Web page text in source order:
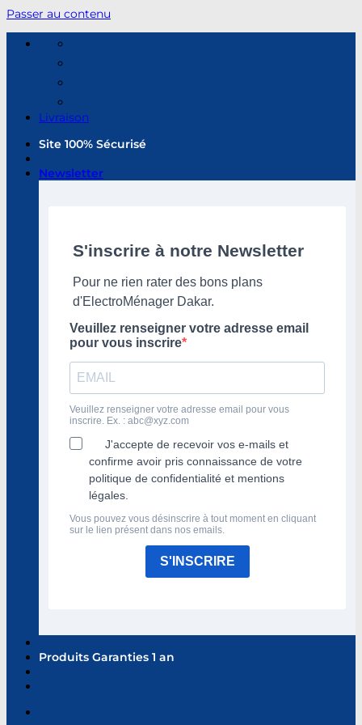
Passer au contenu
Livraison
Site 100% Sécurisé
Newsletter
S'inscrire à notre Newsletter
Pour ne rien rater des bons plans
d'ElectroMénager Dakar.
Veuillez renseigner votre adresse email
pour vous inscrire
Veuillez renseigner votre adresse email pour vous
inscrire. Ex. : abc@xyz.com
J'accepte de recevoir vos e-mails et
confirme avoir pris connaissance de votre
politique de confidentialité et mentions
légales.
Vous pouvez vous désinscrire à tout moment en cliquant
sur le lien présent dans nos emails.
S'INSCRIRE
Produits Garanties 1 an